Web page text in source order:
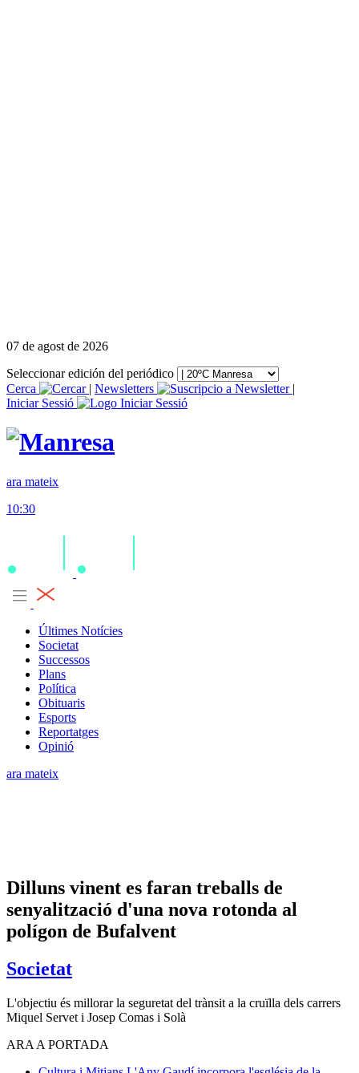
07 de agost de 2026
Seleccionar edición del periódico
Cerca
| Newsletters
|
Iniciar Sessió
ara mateix
10:30
Últimes Notícies
Societat
Successos
Plans
Política
Obituaris
Esports
Reportatges
Opinió
ara mateix
Dilluns vinent es faran treballs de
senyalització d'una nova rotonda al
polígon de Bufalvent
Societat
L'objectiu és millorar la seguretat del trànsit a la cruïlla dels carrers
Miquel Servet i Josep Comas i Solà
ARA A PORTADA